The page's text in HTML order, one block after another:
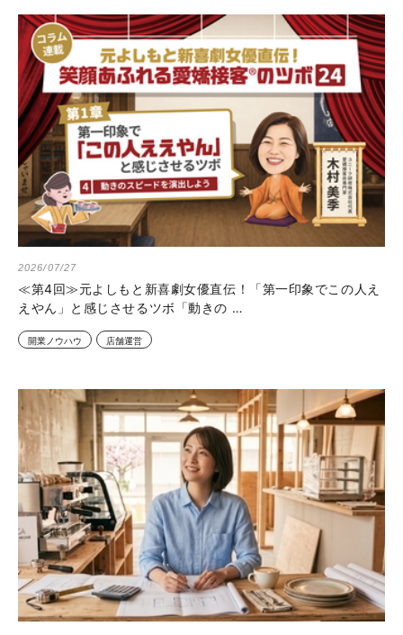
2026/07/27
≪第4回≫元よしもと新喜劇女優直伝！「第一印象でこの人え
えやん」と感じさせるツボ「動きの …
開業ノウハウ 店舗運営